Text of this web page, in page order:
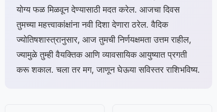
योग्य फळ मिळवून देण्यासाठी मदत करेल. आजचा दिवस
तुमच्या महत्त्वाकांक्षांना नवी दिशा देणारा ठरेल. वैदिक
ज्योतिषशास्त्रानुसार, आज तुमची निर्णयक्षमता उत्तम राहील,
ज्यामुळे तुम्ही वैयक्तिक आणि व्यावसायिक आयुष्यात प्रगती
करू शकाल. चला तर मग, जाणून घेऊया सविस्तर राशिभविष्य.